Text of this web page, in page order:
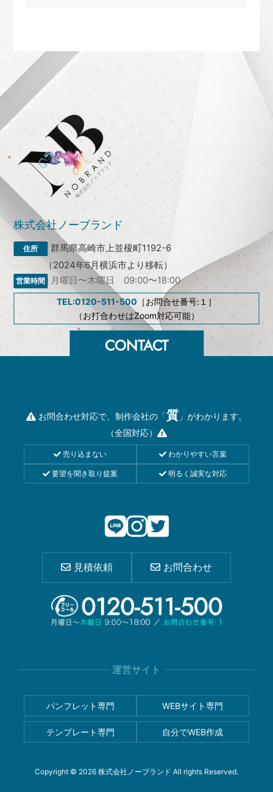
株式会社ノーブランド
群馬県高崎市上並榎町1192-6
（2024年6月横浜市より移転）
月曜日〜木曜日 09:00〜18:00
TEL:0120-511-500 ［お問合せ番号:１］
（お打合わせはZoom対応可能）
お問合わせ対応で、制作会社の「質 」がわかります。
（全国対応）
売り込まない わかりやすい言葉
要望を聞き取り提案 明るく誠実な対応
見積依頼 お問合わせ
運営サイト
パンフレット専門 WEBサイト専門
テンプレート専門 自分でWEB作成
Copyright © 2026 株式会社ノーブランド All rights Reserved.